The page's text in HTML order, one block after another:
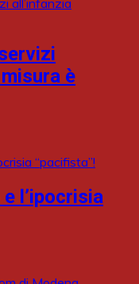
è
l’ipocrisia